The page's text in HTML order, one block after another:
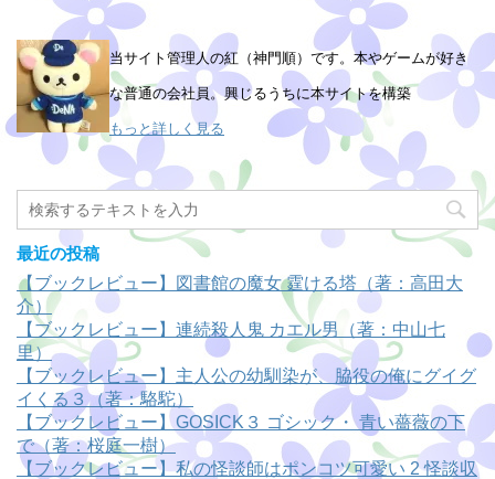
当サイト管理人の紅（神門順）です。本やゲームが好き
な普通の会社員。興じるうちに本サイトを構築
もっと詳しく見る
最近の投稿
【ブックレビュー】図書館の魔女 霆ける塔（著：高田大
介）
【ブックレビュー】連続殺人鬼 カエル男（著：中山七
里）
【ブックレビュー】主人公の幼馴染が、脇役の俺にグイグ
イくる３（著：駱駝）
【ブックレビュー】GOSICK３ ゴシック・ 青い薔薇の下
で（著：桜庭一樹）
【ブックレビュー】私の怪談師はポンコツ可愛い 2 怪談収